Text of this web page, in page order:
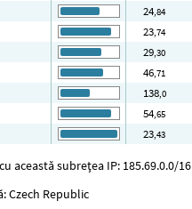
24,84
23,74
29,30
46,71
138,0
54,65
23,43
această subrețea IP: 185.69.0.0/16
Czech Republic